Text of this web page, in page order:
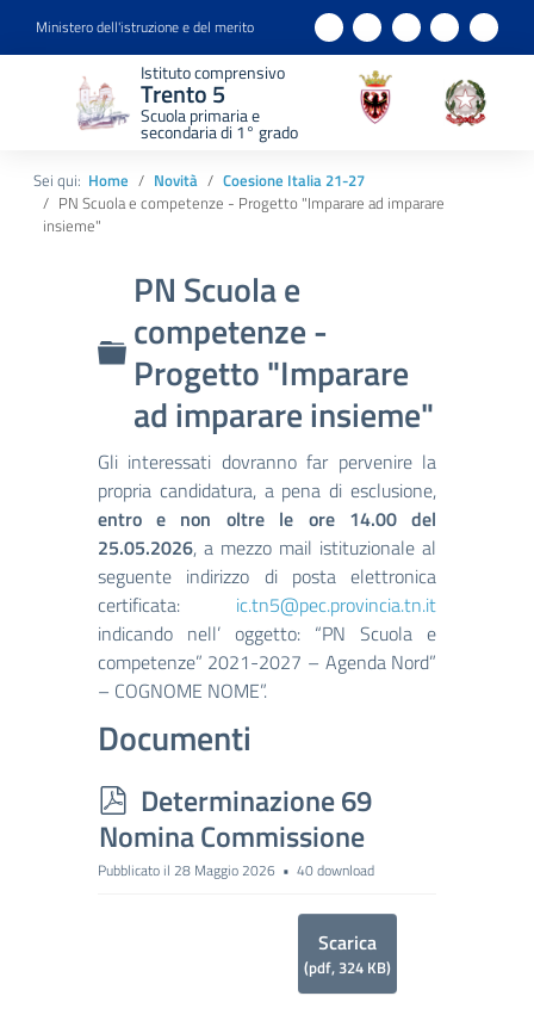
Ministero dell'istruzione e del merito
Istituto comprensivo
Trento 5
Scuola primaria e
secondaria di 1° grado
Sei qui: Home Novità
Coesione Italia 21-27
PN Scuola e competenze - Progetto "Imparare ad imparare
insieme"
Cartella
PN Scuola e
competenze -
Progetto "Imparare
ad imparare insieme"
Gli interessati dovranno far pervenire la
propria candidatura, a pena di esclusione,
entro e non oltre le ore 14.00 del
25.05.2026, a mezzo mail istituzionale al
seguente indirizzo di posta elettronica
certificata: ic.tn5@pec.provincia.tn.it
indicando nell’ oggetto: “PN Scuola e
competenze” 2021-2027 – Agenda Nord”
– COGNOME NOME”.
Documenti
p
d
f
Determinazione 69
Nomina Commissione
Pubblicato il 28 Maggio 2026 40 download
Scarica
(pdf,324 KB)